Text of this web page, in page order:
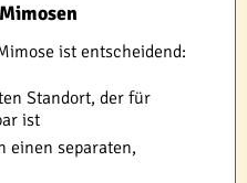
ist entscheidend:
Standort, der für
ist
einen separaten,